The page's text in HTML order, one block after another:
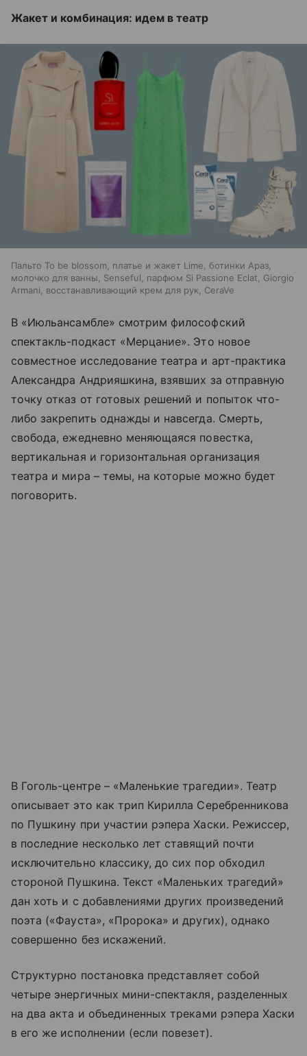
Жакет и комбинация: идем в театр
Пальто To be blossom, платье и жакет Lime, ботинки Араз,
молочко для ванны, Senseful, парфюм Si Passione Eclat, Giorgio
Armani, восстанавливающий крем для рук, CeraVe
В «Июльансамбле» смотрим философский
спектакль-подкаст «Мерцание». Это новое
совместное исследование театра и арт-практика
Александра Андрияшкина, взявших за отправную
точку отказ от готовых решений и попыток что-
либо закрепить однажды и навсегда. Смерть,
свобода, ежедневно меняющаяся повестка,
вертикальная и горизонтальная организация
театра и мира – темы, на которые можно будет
поговорить.
В Гоголь-центре – «Маленькие трагедии». Театр
описывает это как трип Кирилла Серебренникова
по Пушкину при участии рэпера Хаски. Режиссер,
в последние несколько лет ставящий почти
исключительно классику, до сих пор обходил
стороной Пушкина. Текст «Маленьких трагедий»
дан хоть и с добавлениями других произведений
поэта («Фауста», «Пророка» и других), однако
совершенно без искажений.
Структурно постановка представляет собой
четыре энергичных мини-спектакля, разделенных
на два акта и объединенных треками рэпера Хаски
в его же исполнении (если повезет).